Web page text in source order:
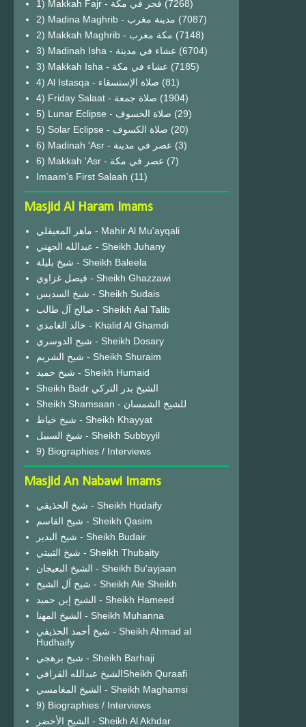
1) Makkah Fajr - فجر في مكة (7268)
2) Madina Maghrib - مدينة مغرب (7087)
2) Makkah Maghrib - مكة مغرب (7148)
3) Madinah Isha - عشاء في مدينة (6704)
3) Makkah Isha - عشاء في مكة (7185)
4) Al Istasqa - صلاة الإستسقاء (81)
4) Friday Salaat - صلاة جمعة (1904)
5) Lunar Eclipse - صلاة الخسوف (29)
(20)
6) Madinah 'Asr - عصر في مدينة (3)
6) Makkah 'Asr - عصر في مكة (7)
Imaam's First Salaah (11)
Masjid Al Haram Imams
ماهر المعيقلي - Mahir Al Mu'ayqali
عبدالله الجهني - Sheikh Juhany
شيخ بليلة - Sheikh Baleela
فيصل غزاوي - Sheikh Ghazzawi
شيخ السديس - Sheikh Sudais
صالح آل طالب - Sheikh Aal Talib
خالد الغامدي - Khalid Al Ghamdi
شيخ الدوسري - Sheikh Dosary
شيخ الشريم - Sheikh Shuraim
شيخ حميد - Sheikh Humaid
Sheikh Badr الشيخ بدر التركي
Sheikh Shamsaan - للشيخ الشمسان
شيخ خياط - Sheikh Khayyat
شيخ السبيل - Sheikh Subbyyil
9) Biographies / Interviews
Masjid An Nabawi Imams
شيخ الحذيفي - Sheikh Hudaify
شيخ القاسم - Sheikh Qasim
شيخ البدير - Sheikh Budair
شيخ الثبيتي - Sheikh Thubaity
الشيخ البعيجان - Sheikh Bu'ayjaan
شيخ آل الشيخ - Sheikh Ale Sheikh
الشيخ إبن حميد - Sheikh Hameed
الشيخ المهنا - Sheikh Muhanna
شيخ أحمد الحذيفي - Sheikh Ahmad al
Hudhaify
شيخ برهجي - Sheikh Barhaji
الشيخ عبدالله القرافيSheikh Quraafi
الشيخ المغامسي - Sheikh Maghamsi
9) Biographies / Interviews
الشيخ الأخضر - Sheikh Al Akhdar